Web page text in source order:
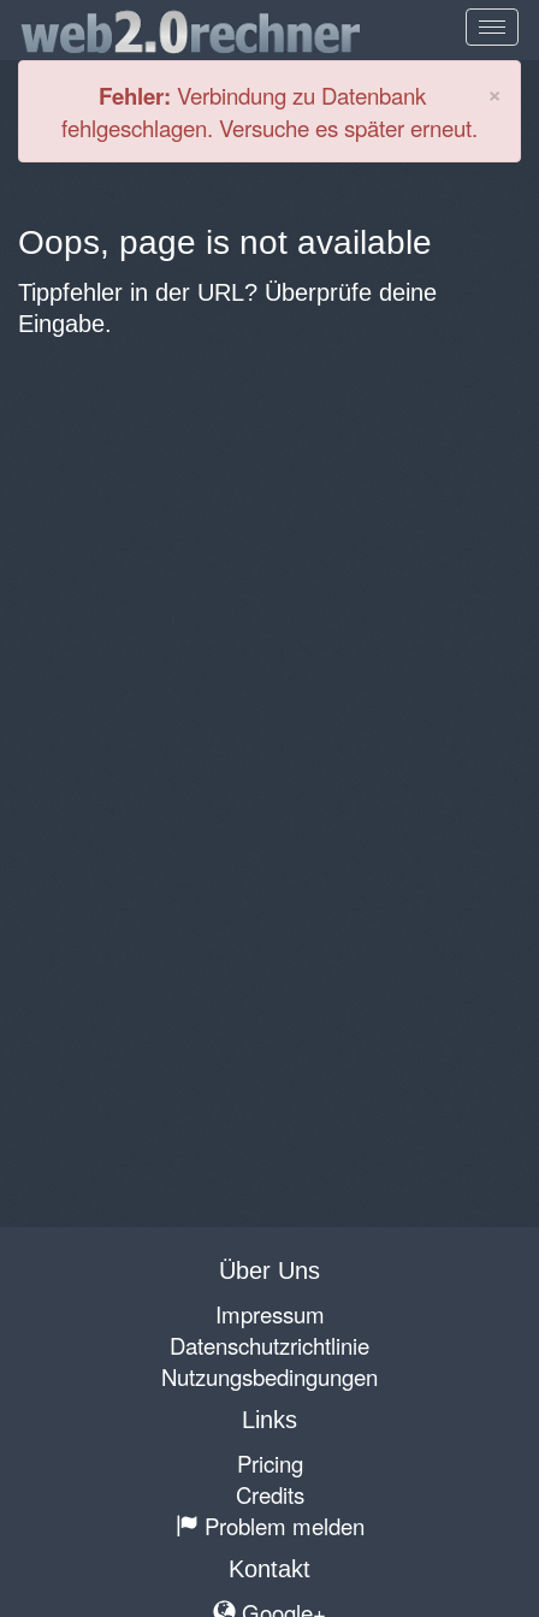
×
Fehler: Verbindung zu Datenbank
fehlgeschlagen. Versuche es später erneut.
Oops, page is not available
Tippfehler in der URL? Überprüfe deine
Eingabe.
Über Uns
Impressum
Datenschutzrichtlinie
Nutzungsbedingungen
Links
Pricing
Credits
Problem melden
Kontakt